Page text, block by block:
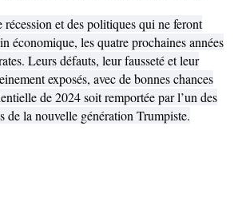
récession et des politiques qui ne feront
économique, les quatre prochaines années
Leurs défauts, leur fausseté et leur
exposés, avec de bonnes chances
de 2024 soit remportée par l’un des
de la nouvelle génération Trumpiste.